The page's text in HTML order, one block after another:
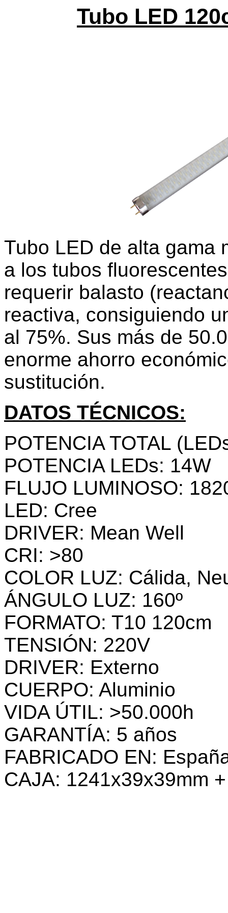
Tubo LED
Tubo LED de alta gama
a los tubos
requerir balasto
reactiva, consiguiendo
al 75%. Sus más de
enorme ahorro
sustitución.
DATOS TÉCNICOS:
POTENCIA TOTAL
POTENCIA LEDs: 14W
FLUJO LUMINOSO:
LED: Cree
DRIVER: Mean Well
CRI: >80
COLOR LUZ: Cálida,
ÁNGULO LUZ: 160º
FORMATO: T10 120cm
TENSIÓN: 220V
DRIVER: Externo
CUERPO: Aluminio
VIDA ÚTIL: >50.000h
GARANTÍA: 5 años
FABRICADO EN:
CAJA: 1241x39x39mm